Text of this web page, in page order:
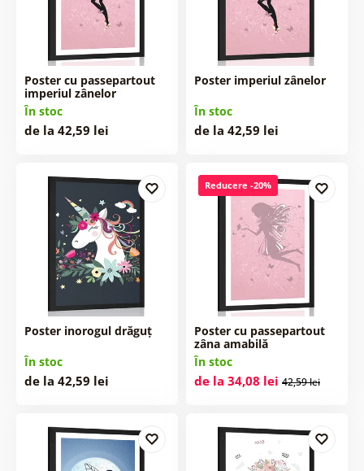
Poster cu passepartout
imperiul zânelor
În stoc
de la 42,59 lei
Poster imperiul zânelor
În stoc
de la 42,59 lei
Poster inorogul drăguț
În stoc
de la 42,59 lei
Reducere -20%
Poster cu passepartout
zâna amabilă
În stoc
de la 34,08 lei 42,59 lei